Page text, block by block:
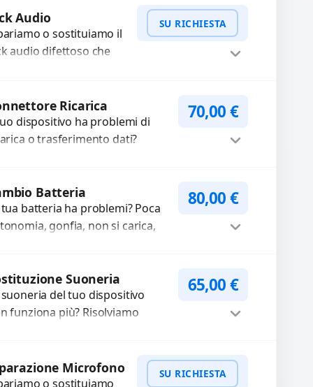
con problemi
immagini sfocate,
a...
WhatsApp
Audio
o sostituiamo il
audio difettoso che
cuffie e
SU RICHIESTA
PreventivoRicarica
dispositivo ha problemi di
o trasferimento dati?
danneggiati,...
70,00€
Batteria
tua batteria ha problemi? Poca
gonfia, non si carica,
80,00€
Suoneria
suoneria del tuo dispositivo
funziona più? Risolviamo
65,00€
Microfono
o sostituiamo
SU RICHIESTA